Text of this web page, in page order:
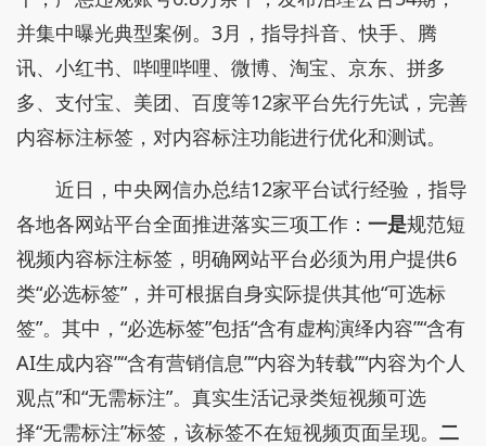
并集中曝光典型案例。3月，指导抖音、快手、腾
讯、小红书、哔哩哔哩、微博、淘宝、京东、拼多
多、支付宝、美团、百度等12家平台先行先试，完善
内容标注标签，对内容标注功能进行优化和测试。
近日，中央网信办总结12家平台试行经验，指导
各地各网站平台全面推进落实三项工作： 一是规范短
视频内容标注标签，明确网站平台必须为用户提供6
类“必选标签”，并可根据自身实际提供其他“可选标
签”。其中，“必选标签”包括“含有虚构演绎内容”“含有
AI生成内容”“含有营销信息”“内容为转载”“内容为个人
观点”和“无需标注”。真实生活记录类短视频可选
择“无需标注”标签，该标签不在短视频页面呈现。 二